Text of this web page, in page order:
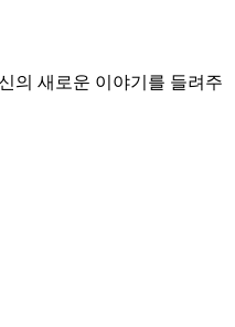
의 새로운 이야기를 들려주